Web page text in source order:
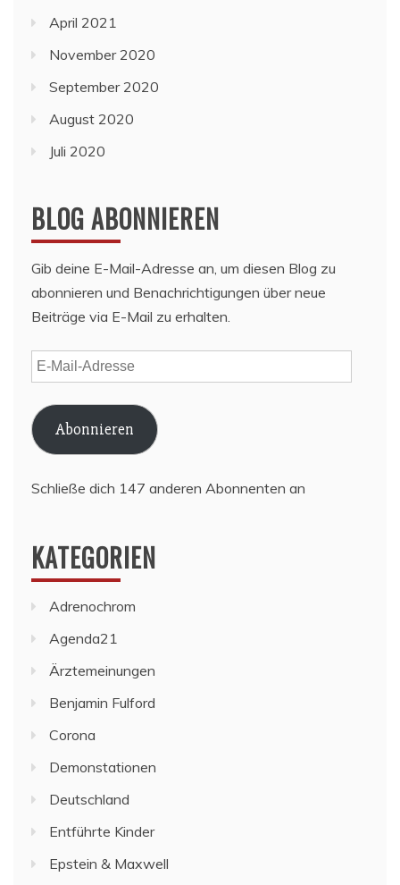
April 2021
November 2020
September 2020
August 2020
Juli 2020
BLOG ABONNIEREN
Gib deine E-Mail-Adresse an, um diesen Blog zu
abonnieren und Benachrichtigungen über neue
Beiträge via E-Mail zu erhalten.
E-
Mail-
Adresse
Abonnieren
Schließe dich 147 anderen Abonnenten an
KATEGORIEN
Adrenochrom
Agenda21
Ärztemeinungen
Benjamin Fulford
Corona
Demonstationen
Deutschland
Entführte Kinder
Epstein & Maxwell